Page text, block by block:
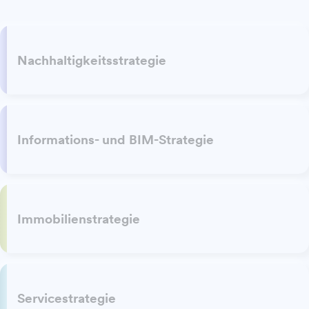
Nachhaltigkeitsstrategie
Informations- und BIM-Strategie
Immobilienstrategie
Servicestrategie